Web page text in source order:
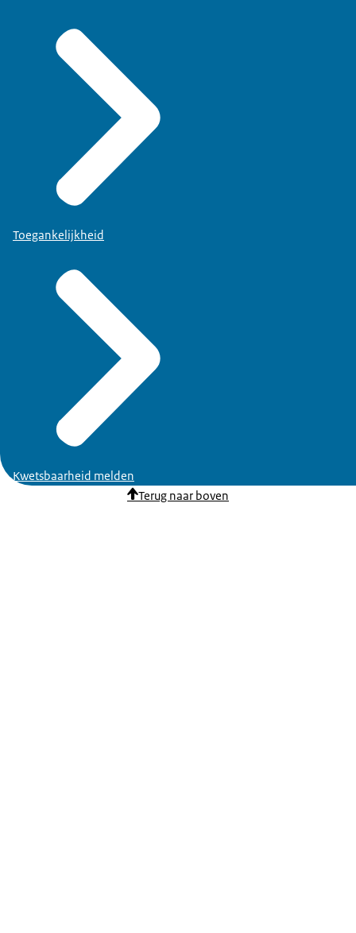
Toegankelijkheid
Kwetsbaarheid melden
Terug naar boven